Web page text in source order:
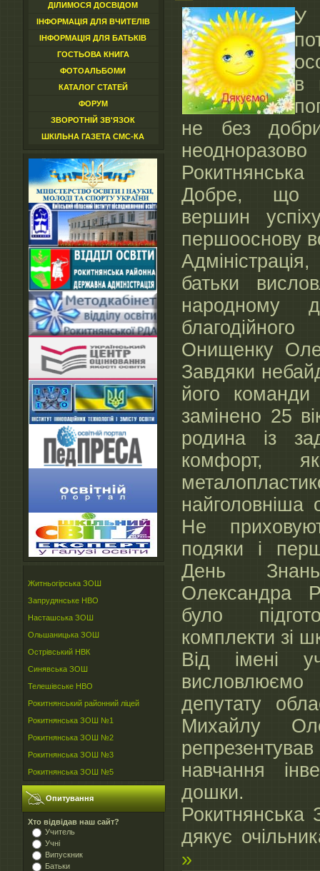
ДІЛИМОСЯ ДОСВІДОМ
ІНФОРМАЦІЯ ДЛЯ ВЧИТЕЛІВ
ІНФОРМАЦІЯ ДЛЯ БАТЬКІВ
ГОСТЬОВА КНИГА
ФОТОАЛЬБОМИ
КАТАЛОГ СТАТЕЙ
ФОРУМ
ЗВОРОТНІЙ ЗВ'ЯЗОК
ШКІЛЬНА ГАЗЕТА СМС-КА
Житньогірська ЗОШ
Запрудянське НВО
Насташська ЗОШ
Ольшаницька ЗОШ
Острівський НВК
Синявська ЗОШ
Телешівське НВО
Рокитнянський районний ліцей
Рокитнянська ЗОШ №1
Рокитнянська ЗОШ №2
Рокитнянська ЗОШ №3
Рокитнянська ЗОШ №5
Опитування
Хто відвідав наш сайт?
Учитель
Учні
Випускник
Батьки
У
в
не без
Добре, що
вершин
першооснову
батьки
народному
Онищенку
Завдяки
його
замінено 25
родина із
комфорт,
найголовніша
Не
подяки і
День
Олександра
було
комплекти зі
Від імені
депутату
Михайлу
навчання
дошки.
дякує
»